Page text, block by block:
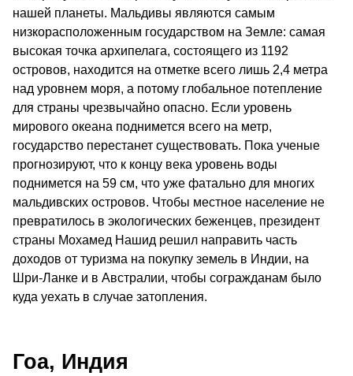
нашей планеты. Мальдивы являются самым
низкорасположенным государством на Земле: самая
высокая точка архипелага, состоящего из 1192
островов, находится на отметке всего лишь 2,4 метра
над уровнем моря, а потому глобальное потепление
для страны чрезвычайно опасно. Если уровень
мирового океана поднимется всего на метр,
государство перестанет существовать. Пока ученые
прогнозируют, что к концу века уровень воды
поднимется на 59 см, что уже фатально для многих
мальдивских островов. Чтобы местное население не
превратилось в экологических беженцев, президент
страны Мохамед Нашид решил направить часть
доходов от туризма на покупку земель в Индии, на
Шри-Ланке и в Австралии, чтобы согражданам было
куда уехать в случае затопления.
Гоа, Индия